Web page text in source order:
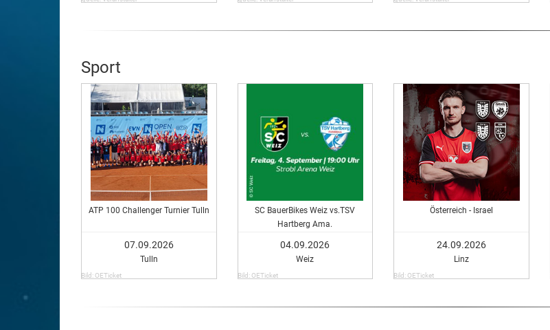
Sport
ATP 100 Challenger Turnier Tulln
07.09.2026
Tulln
Bild: OETicket
SC BauerBikes Weiz vs.TSV
Hartberg Ama.
04.09.2026
Weiz
Bild: OETicket
Österreich - Israel
24.09.2026
Linz
Bild: OETicket